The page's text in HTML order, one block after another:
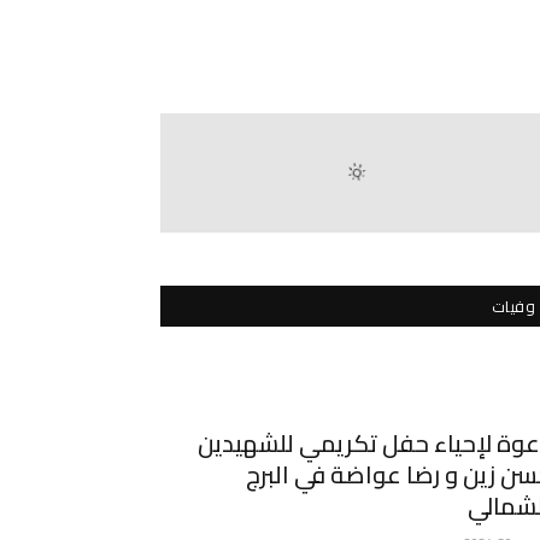
وفيات
لإحياء حفل تكريمي للشهيدين
زين و رضا عواضة في البرج